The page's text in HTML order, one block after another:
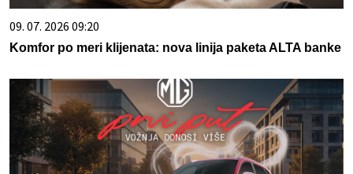
09. 07. 2026 09:20
Komfor po meri klijenata: nova linija paketa ALTA banke